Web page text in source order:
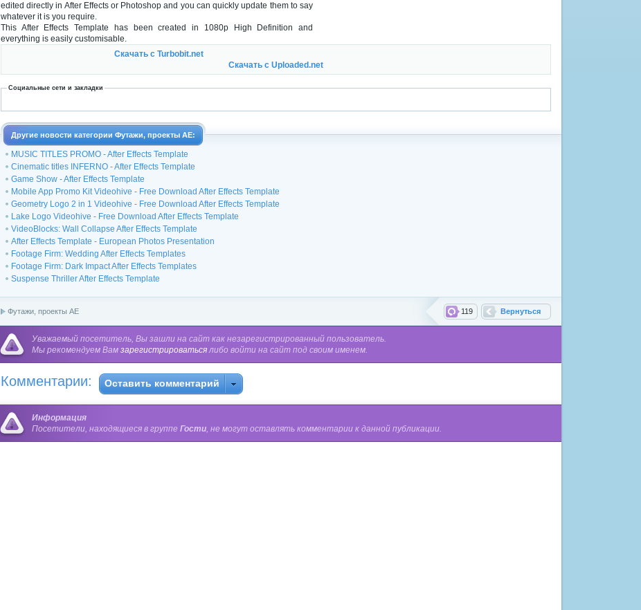
edited directly in After Effects or Photoshop and you can quickly update them to say
whatever it is you require.
This After Effects Template has been created in 1080p High Definition and
everything is easily customisable.
Скачать с Turbobit.net
Скачать с Uploaded.net
Социальные сети и закладки
Другие новости категории Футажи, проекты АЕ:
MUSIC TITLES PROMO - After Effects Template
Cinematic titles INFERNO - After Effects Template
Game Show - After Effects Template
Mobile App Promo Kit Videohive - Free Download After Effects Template
Geometry Logo 2 in 1 Videohive - Free Download After Effects Template
Lake Logo Videohive - Free Download After Effects Template
VideoBlocks: Wall Collapse After Effects Template
After Effects Template - European Photos Presentation
Footage Firm: Wedding After Effects Templates
Footage Firm: Dark Impact After Effects Templates
Suspense Thriller After Effects Template
Вернуться
119
Футажи, проекты АЕ
Уважаемый посетитель, Вы зашли на сайт как незарегистрированный пользователь.
Мы рекомендуем Вам зарегистрироватьсялибо войти на сайт под своим именем.
Комментарии: Оставить комментарий
Информация
Посетители, находящиеся в группе Гости, не могут оставлять комментарии к данной публикации.